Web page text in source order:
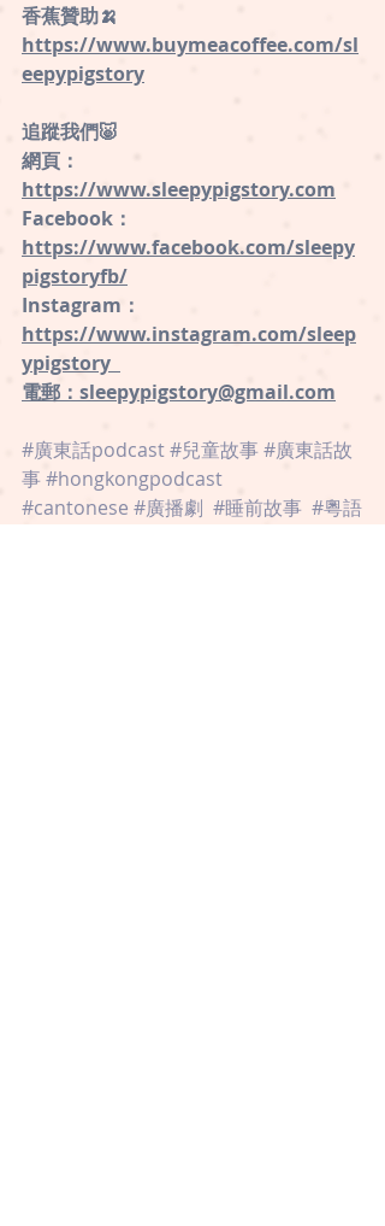
香蕉贊助🍌
https://www.buymeacoffee.com/sl
eepypigstory
追蹤我們🐷
網頁：
https://www.sleepypigstory.com
Facebook：
⁠https://www.facebook.com/sleepy
pigstoryfb/
Instagram：
⁠https://www.instagram.com/sleep
ypigstory ⁠
電郵：sleepypigstory@gmail.com
#廣東話podcast#兒童故事#廣東話故
事#hongkongpodcast
#cantonese #廣播劇 #睡前故事 #粵語